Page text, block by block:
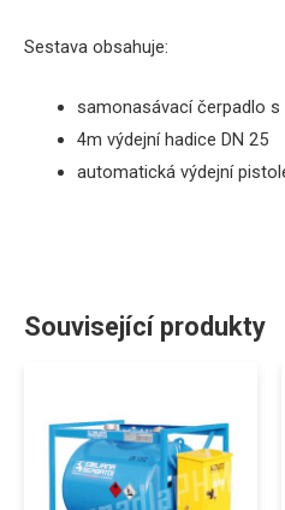
Sestava obsahuje:
samonasávací čerpadlo s
4m výdejní hadice DN 25
automatická výdejní
Související produkty